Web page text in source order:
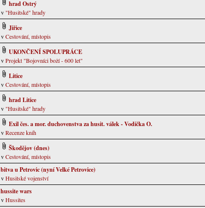
hrad Ostrý
v "Husitské" hrady
Jiřice
vCestování, místopis
UKONČENÍ SPOLUPRÁCE
vProjekt "Bojovníci boží - 600 let"
Litice
vCestování, místopis
hrad Litice
v "Husitské" hrady
Exil čes. a mor. duchovenstva za husit. válek - Vodička O.
vRecenze knih
Škodějov (dnes)
vCestování, místopis
bitva u Petrovic (nyní Velké Petrovice)
vHusitské vojenství
hussite wars
vHussites